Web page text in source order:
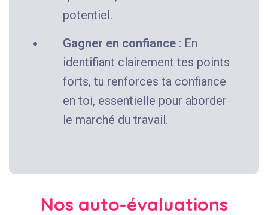
potentiel.
Gagner en confiance : En
identifiant clairement tes points
forts, tu renforces ta confiance
en toi, essentielle pour aborder
le marché du travail.
Nos auto-évaluations